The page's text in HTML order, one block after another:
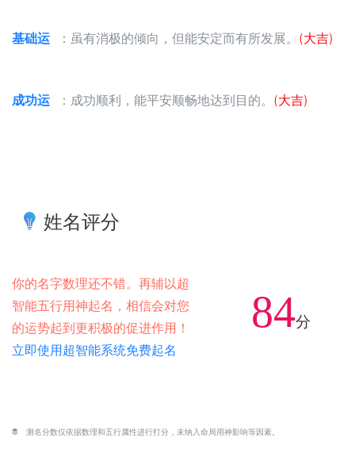
基础运 ：虽有消极的倾向，但能安定而有所发展。 (大吉)
成功运 ：成功顺利，能平安顺畅地达到目的。 (大吉)
姓名评分
你的名字数理还不错。再辅以超
智能五行用神起名，相信会对您
的运势起到更积极的促进作用！
立即使用超智能系统免费起名
84分
测名分数仅依据数理和五行属性进行打分，未纳入命局用神影响等因素。